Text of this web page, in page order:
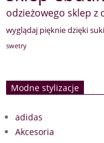
odzieżowego sklep z
wyglądaj pięknie dzięki
swetry
Modne stylizacje
adidas
Akcesoria